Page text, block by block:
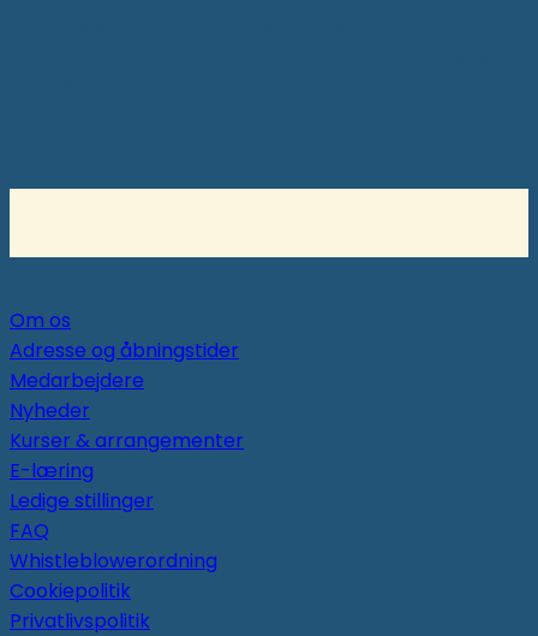
Om os
Adresse og åbningstider
Medarbejdere
Nyheder
Kurser & arrangementer
E-læring
Ledige stillinger
FAQ
Whistleblowerordning
Cookiepolitik
Privatlivspolitik